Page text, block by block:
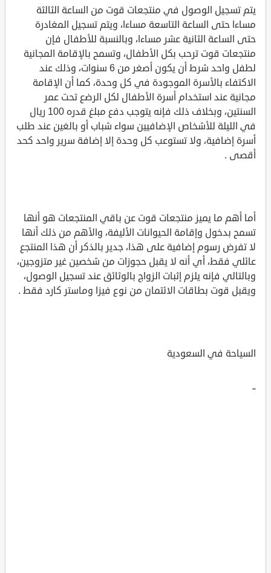
يتم تسجيل الوصول في منتجعات قوت من الساعة الثالثة
مساءا حتى الساعة التاسعة مساءا، ويتم تسجيل المغادرة
حتى الساعة الثانية عشر مساءا، وبالنسبة للأطفال فإن
منتجعات قوت ترحب بكل الأطفال، وتسمح بالإقامة المجانية
لطفل واحد شرط أن يكون أصغر من 6 سنوات، وذلك عند
الاكتفاء بالأسرة الموجودة في كل وحدة، كما أن الإقامة
مجانية عند استخدام أسرة الأطفال لكل الرضع تحت عمر
السنتين، وبخلاف ذلك فإنه يتوجب دفع مبلغ قدره 100 ريال
في الليلة للأشخاص الإضافيين سواء شباب أو بالغين عند طلب
أسرة إضافية، ولا تستوعب كل وحدة إلا إضافة سرير واحد كحد
أقصى .
أما أهم ما يميز منتجعات قوت عن باقي المنتجعات هو أنها
تسمح بدخول وإقامة الحيوانات الأليفة، والأهم من ذلك أنها
لا تفرض رسوم إضافية على هذا، جدير بالذكر أن هذا المنتجع
عائلي فقط، أي أنه لا يقبل حجوزات من شخصين غير متزوجين،
وبالتالي فإنه يلزم إثبات الزواج بالوثائق عند تسجيل الوصول،
ويقبل قوت بطاقات الائتمان من نوع فيزا وماستر كارد فقط .
السياحة في السعودية
"